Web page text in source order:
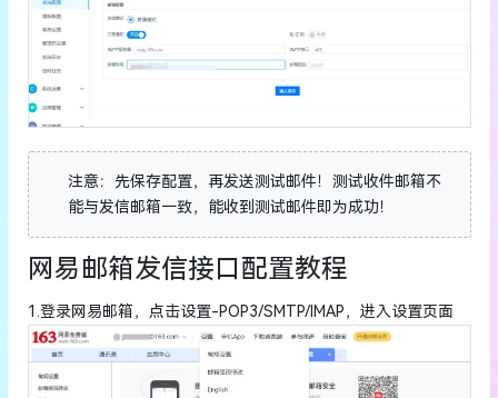
注意：先保存配置，再发送测试邮件！测试收件邮箱不
能与发信邮箱一致，能收到测试邮件即为成功！
网易邮箱发信接口配置教程
1.登录网易邮箱，点击设置-POP3/SMTP/IMAP，进入设置页面